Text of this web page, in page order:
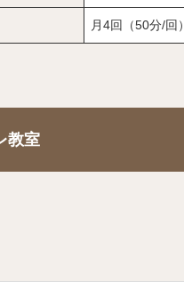
月4回（50分/回）
教室